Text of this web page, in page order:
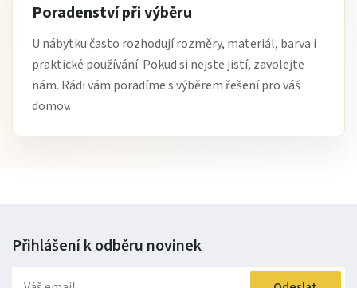
Poradenství při výběru
U nábytku často rozhodují rozměry, materiál, barva i
praktické používání. Pokud si nejste jistí, zavolejte
nám. Rádi vám poradíme s výběrem řešení pro váš
domov.
Přihlášení k odběru novinek